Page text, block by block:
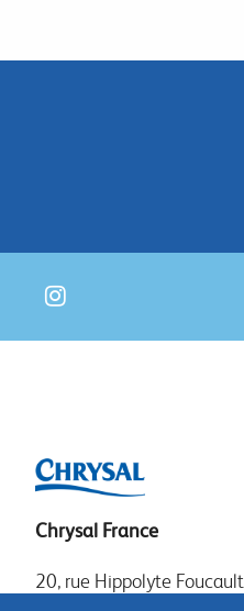
Chrysal France
20, rue Hippolyte Foucault